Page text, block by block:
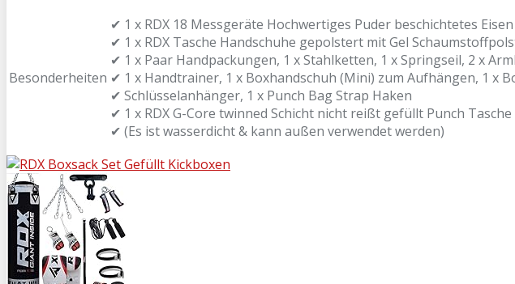
Besonderheiten
✔ 1 x RDX 18 Messgeräte Hochwertiges Puder beschichtetes
✔ 1 x RDX Tasche Handschuhe gepolstert mit Gel
✔ 1 x Paar Handpackungen, 1 x Stahlketten, 1 x Springseil, 2 x
✔ 1 x Handtrainer, 1 x Boxhandschuh (Mini) zum Aufhängen, 1 x
✔ Schlüsselanhänger, 1 x Punch Bag Strap Haken
✔ 1 x RDX G-Core twinned Schicht nicht reißt gefüllt Punch
✔ (Es ist wasserdicht & kann außen verwendet werden)